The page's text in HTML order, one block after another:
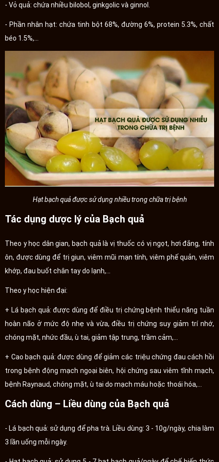
- Vỏ quả: chứa nhiều bilobol, ginkgolic và ginnol.
- Phần nhân hạt: chứa tinh bột 68%, đường 6%, protein 5.3%, chất
béo 1.5%,…
Hạt bạch quả được sử dụng nhiều trong chữa trị bệnh
Tác dụng dược lý của Bạch quả
Theo y học dân gian, bạch quả là vị thuốc có vị ngọt, hơi đắng, tính
ôn, được dùng để trị giun, viêm mũi mạn tính, viêm phế quản, viêm
khớp, đau buốt chân tay do lạnh,...
Theo y học hiện đại:
+ Lá bạch quả: được dùng để điều trị chứng bệnh thiểu năng tuần
hoàn não ở mức độ nhẹ và vừa, điều trị chứng suy giảm trí nhớ,
chóng mặt, nhức đầu, ù tai, giảm tập trung, trầm cảm,...
+ Cao bạch quả: được dùng để giảm các triệu chứng đau cách hồi
trong bệnh động mạch ngoại biên, hội chứng sau viêm tĩnh mạch,
bệnh Raynaud, chóng mặt, ù tai do mạch máu hoặc thoái hóa,...
Cách dùng – Liều dùng của Bạch quả
- Lá bạch quả: sử dụng để pha trà. Liều dùng: 3 - 10g/ngày, chia làm
3 lần uống mỗi ngày.